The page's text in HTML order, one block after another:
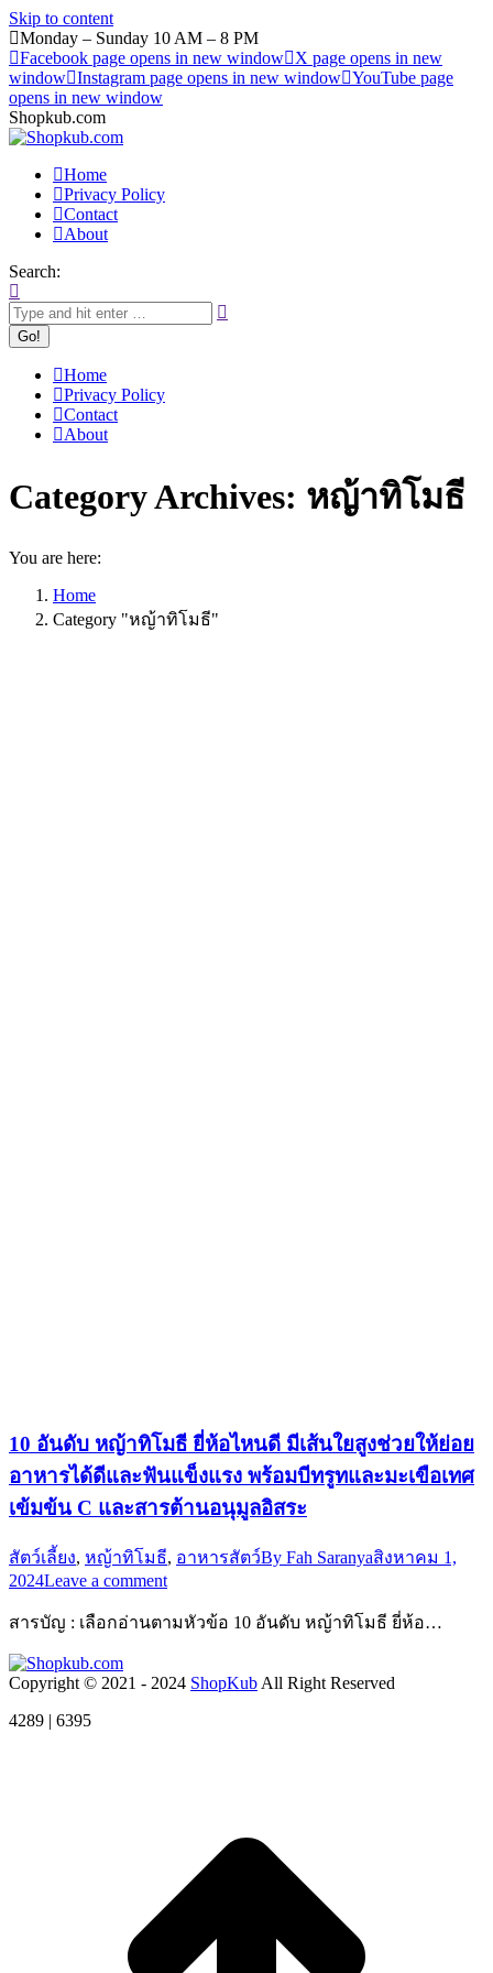
Skip to content
Monday – Sunday 10 AM – 8 PM
Facebook page opens in new window
X page opens in new
window Instagram page opens in new window YouTube page
opens in new window
Shopkub.com
Home
Privacy Policy
Contact
About
Search:
Home
Privacy Policy
Contact
About
Category Archives: หญ้าทิโมธี
You are here:
Home
Category "หญ้าทิโมธี"
10 อันดับ หญ้าทิโมธี ยี่ห้อไหนดี มีเส้นใยสูงช่วยให้ย่อย
อาหารได้ดีและฟันแข็งแรง พร้อมบีทรูทและมะเขือเทศ
เข้มข้น C และสารต้านอนุมูลอิสระ
สัตว์เลี้ยง, หญ้าทิโมธี, อาหารสัตว์By Fah Saranyaสิงหาคม 1,
2024Leave a comment
สารบัญ : เลือกอ่านตามหัวข้อ 10 อันดับ หญ้าทิโมธี ยี่ห้อ…
Copyright © 2021 - 2024 ShopKub All Right Reserved
4289 | 6395